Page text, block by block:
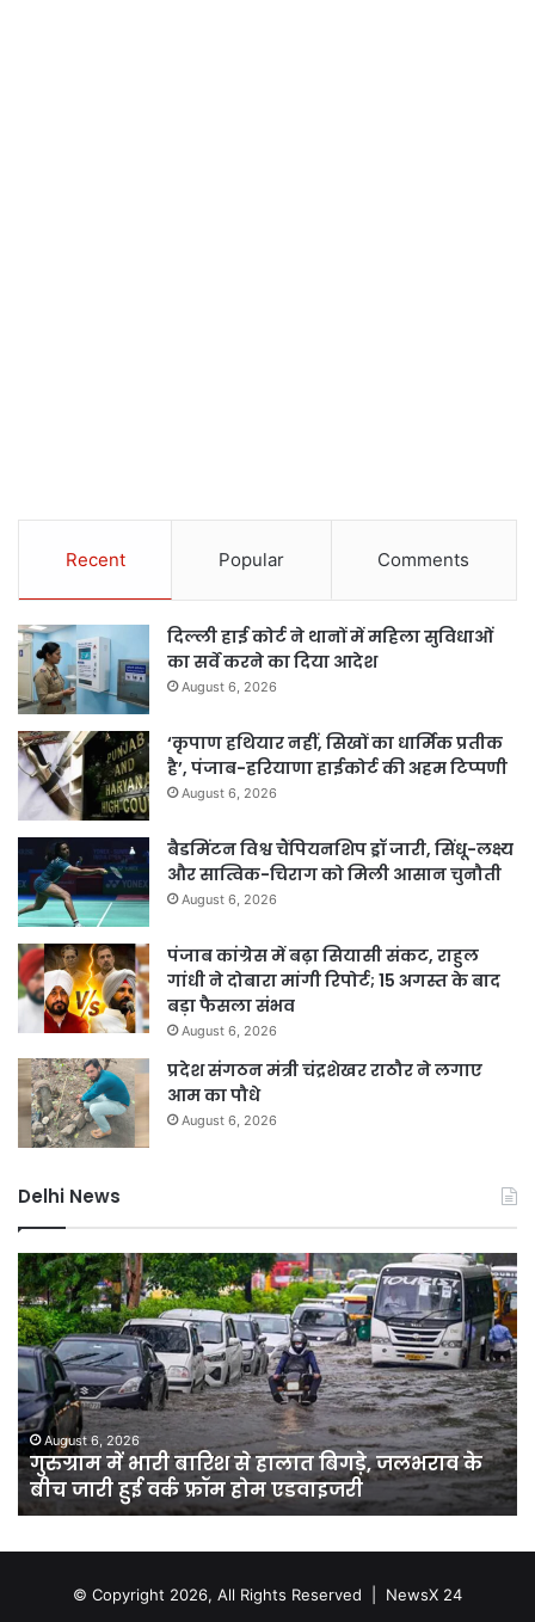
Recent Popular Comments
दिल्ली हाई कोर्ट ने थानों में महिला सुविधाओं
का सर्वे करने का दिया आदेश
August 6, 2026
‘कृपाण हथियार नहीं, सिखों का धार्मिक प्रतीक
है’, पंजाब-हरियाणा हाईकोर्ट की अहम टिप्पणी
August 6, 2026
बैडमिंटन विश्व चैंपियनशिप ड्रॉ जारी, सिंधू-लक्ष्य
और सात्विक-चिराग को मिली आसान चुनौती
August 6, 2026
पंजाब कांग्रेस में बढ़ा सियासी संकट, राहुल
गांधी ने दोबारा मांगी रिपोर्ट; 15 अगस्त के बाद
बड़ा फैसला संभव
August 6, 2026
प्रदेश संगठन मंत्री चंद्रशेखर राठौर ने लगाए
आम का पौधे
August 6, 2026
Delhi News
गुरुग्राम
में
भारी
बारिश
से
हालात
बिगड़े,
जलभराव
के
बीच
जारी
August 6, 2026
गुरुग्राम में भारी बारिश से हालात बिगड़े, जलभराव के
बीच जारी हुई वर्क फ्रॉम होम एडवाइजरी
के
पर
क्यों
से
© Copyright 2026, All Rights Reserved | NewsX 24